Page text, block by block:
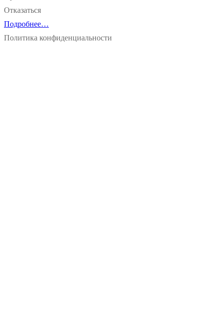
Отказаться
Подробнее…
Политика конфиденциальности